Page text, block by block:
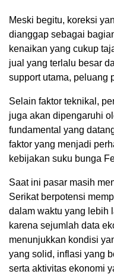
Meski begitu, koreksi
dianggap sebagai
kenaikan yang cukup
jual yang terlalu besar
support utama, peluang
Selain faktor teknikal,
juga akan dipengaruhi
fundamental yang
faktor yang menjadi
kebijakan suku bunga
Saat ini pasar masih
Serikat berpotensi
dalam waktu yang lebih
karena sejumlah data
menunjukkan kondisi
yang solid, inflasi yang
serta aktivitas ekonomi